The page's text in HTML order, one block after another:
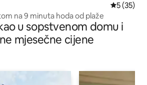
prosječna
5 (35)
na 9 minuta hoda od plaže
u sopstvenom domu i
mjesečne cijene